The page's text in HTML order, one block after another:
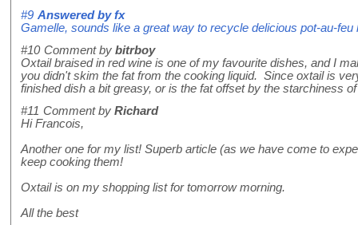
#9 Answered byfx
Gamelle, sounds like a great way to recycle delicious pot-au-feu
#10 Comment by bitrboy
Oxtail braised in red wine is one of my favourite dishes, and I
you didn't skim the fat from the cooking liquid. Since oxtail is
finished dish a bit greasy, or is the fat offset by the starchiness
#11 Comment by Richard
Hi Francois,
Another one for my list! Superb article (as we have come to
keep cooking them!
Oxtail is on my shopping list for tomorrow morning.
All the best